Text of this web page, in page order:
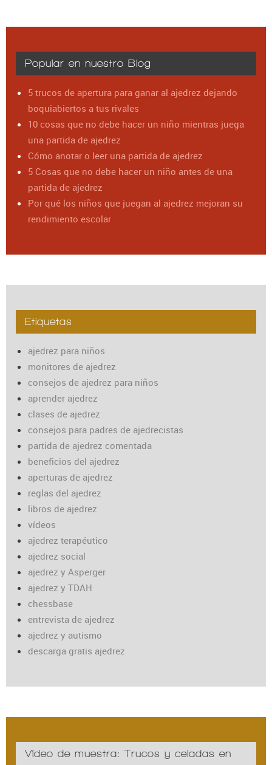
Popular en nuestro Blog
5 trucos de apertura para ganar al ajedrez dejando
boquiabiertos a tus rivales
10 cosas que no debe hacer un niño mientras juega
una partida de ajedrez
Cómo anotar o leer una partida de ajedrez
5 Cosas que no debe hacer un niño antes de una
partida de ajedrez
Por qué los niños que juegan al ajedrez mejoran su
rendimiento escolar
Etiquetas
ajedrez para niños
monitores de ajedrez
consejos de ajedrez para niños
aprender ajedrez
clases de ajedrez
consejos para padres de ajedrecistas
partida de ajedrez comentada
beneficios del ajedrez
aperturas de ajedrez
reglas del ajedrez
libros de ajedrez
vídeos
ajedrez terapéutico
ajedrez social
ajedrez y Asperger
ajedrez y TDAH
chessbase
entrevista de ajedrez
ajedrez y autismo
descarga gratis ajedrez
Vídeo de muestra: Trucos y celadas en